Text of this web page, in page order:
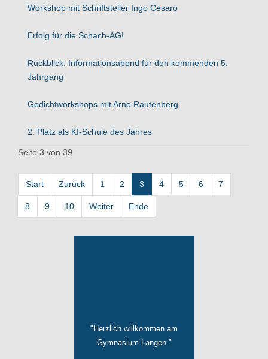
Workshop mit Schriftsteller Ingo Cesaro
Erfolg für die Schach-AG!
Rückblick: Informationsabend für den kommenden 5.
Jahrgang
Gedichtworkshops mit Arne Rautenberg
2. Platz als KI-Schule des Jahres
Seite 3 von 39
Start Zurück 1 2 3 4 5 6 7
8 9 10 Weiter Ende
"Herzlich willkommen am
Gymnasium Langen."